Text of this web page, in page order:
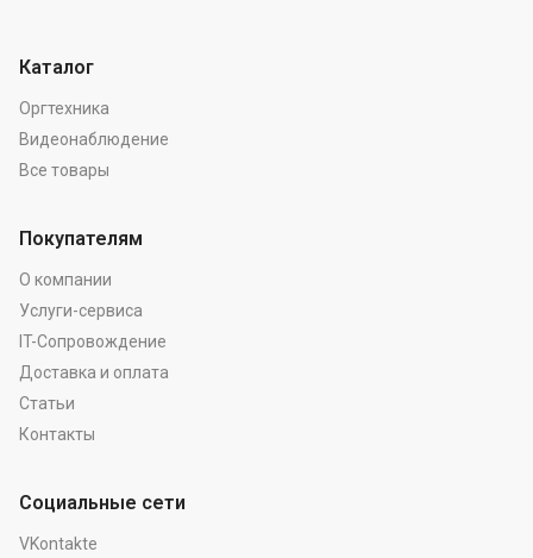
Каталог
Оргтехника
Видеонаблюдение
Все товары
Покупателям
О компании
Услуги-сервиса
IT-Сопровождение
Доставка и оплата
Статьи
Контакты
Социальные сети
VKontakte